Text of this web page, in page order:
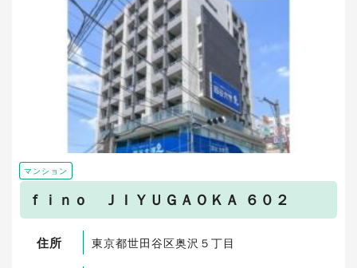
マンション
ｆｉｎｏ ＪＩＹＵＧＡＯＫＡ ６０２
住所 東京都世田谷区奥沢５丁目